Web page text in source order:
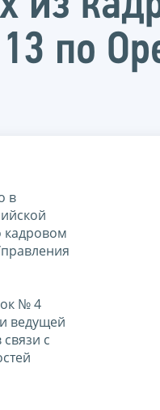
по
в
кадровом
№ 4
ведущей
с